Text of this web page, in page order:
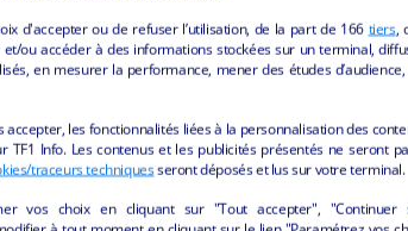
d'accepter ou de refuser l’utilisation, de la part de 166 tiers,
ou accéder à des informations stockées sur un terminal,
en mesurer la performance, mener des études
accepter, les fonctionnalités liées à la personnalisation des
TF1 Info. Les contenus et les publicités présentés ne seront
traceurs techniquesseront déposés et lus sur votre terminal.
vos choix en cliquant sur "Tout accepter", "Continuer